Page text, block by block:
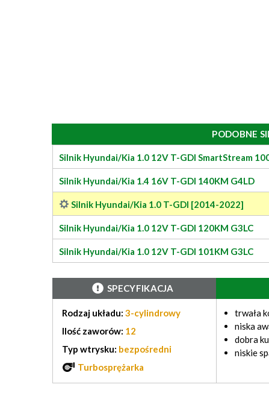
PODOBNE
Silnik Hyundai/Kia 1.0 12V T-GDI SmartStream
Silnik Hyundai/Kia 1.4 16V T-GDI 140KM G4LD
Silnik Hyundai/Kia 1.0 T-GDI [2014-2022]
Silnik Hyundai/Kia 1.0 12V T-GDI 120KM G3LC
Silnik Hyundai/Kia 1.0 12V T-GDI 101KM G3LC
SPECYFIKACJA
Rodzaj układu: 3-cylindrowy
Ilość zaworów: 12
Typ wtrysku: bezpośredni
Turbosprężarka
trwała
niska
dobra
niskie